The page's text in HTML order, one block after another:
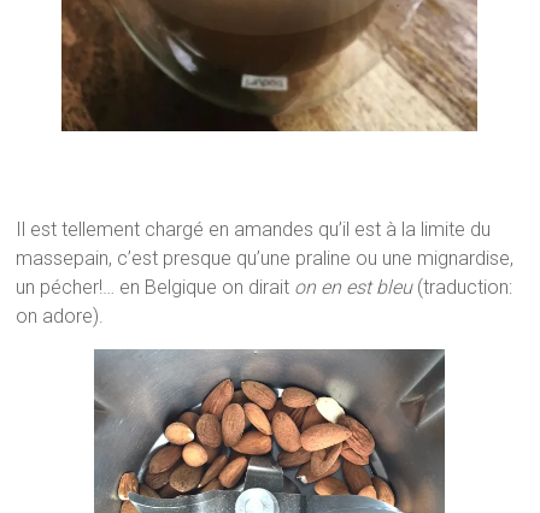
Il est tellement chargé en amandes qu’il est à la limite du
massepain, c’est presque qu’une praline ou une mignardise,
un pécher!… en Belgique on dirait on en est bleu(traduction:
on adore).